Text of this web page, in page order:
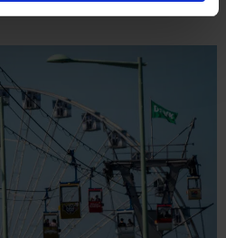
an unsere Partner für
Analysen weiter. Unsere
möglicherweise mit
die Sie ihnen bereitgestellt
Ihrer Nutzung der Dienste